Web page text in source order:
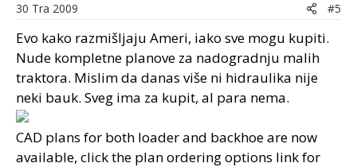
30 Tra 2009 #5
Evo kako razmišljaju Ameri, iako sve mogu kupiti.
Nude kompletne planove za nadogradnju malih
traktora. Mislim da danas više ni hidraulika nije
neki bauk. Sveg ima za kupit, al para nema.
CAD plans for both loader and backhoe are now
available, click the plan ordering options link for